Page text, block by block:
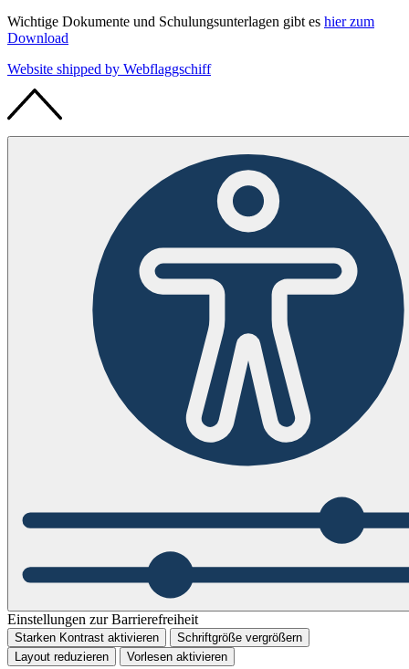
Wichtige Dokumente und Schulungsunterlagen gibt es hier zum
Download
Website shipped by Webflaggschiff
Einstellungen zur Barrierefreiheit
Starken Kontrast aktivieren
Schriftgröße vergrößern
Layout reduzieren
Vorlesen aktivieren